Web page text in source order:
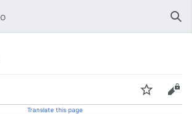
Watch Edit
Translate this page